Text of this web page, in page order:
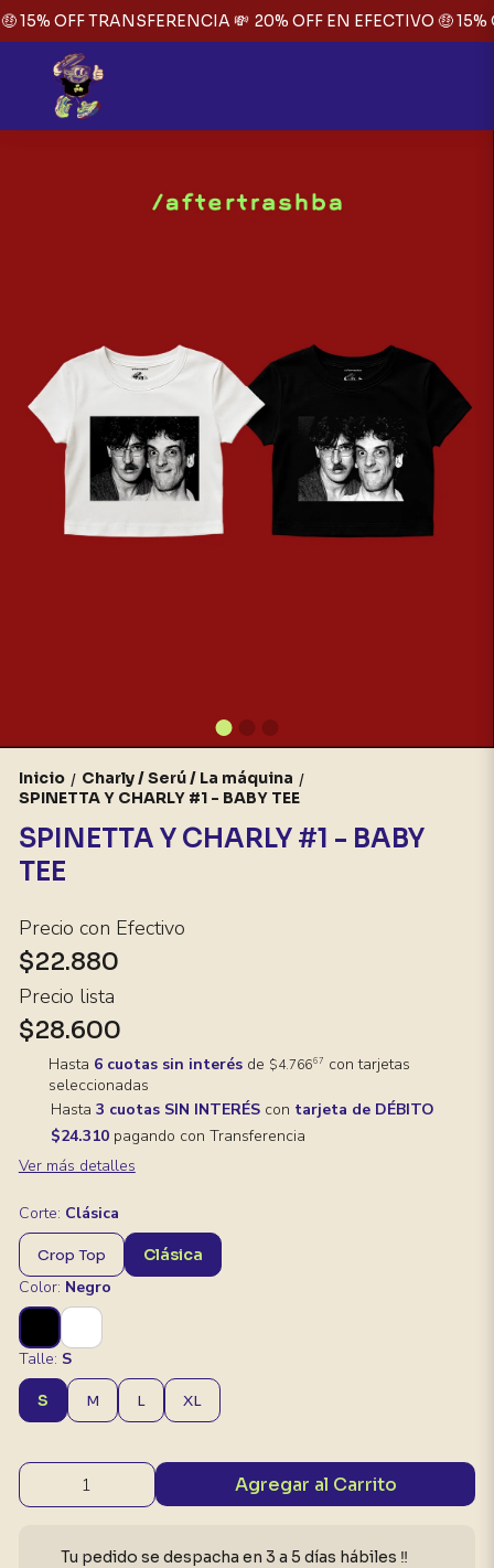
15% OFF TRANSFERENCIA 💸 20% OFF EN EFECTIVO 🤑 15%
Inicio / Charly / Serú / La máquina /
SPINETTA Y CHARLY #1 - BABY TEE
SPINETTA Y CHARLY #1 - BABY
TEE
Precio con Efectivo
$22.880
Precio lista
$28.600
Hasta 6 cuotas sin interésde $4.76667 con tarjetas
seleccionadas
Hasta 3 cuotas SIN INTERÉScon tarjeta de DÉBITO
$24.310pagando con Transferencia
Ver más detalles
Corte: Clásica
Crop Top Clásica
Color: Negro
Talle: S
S M L XL
Agregar al Carrito
Tu pedido se despacha en 3 a 5 días hábiles ‼️